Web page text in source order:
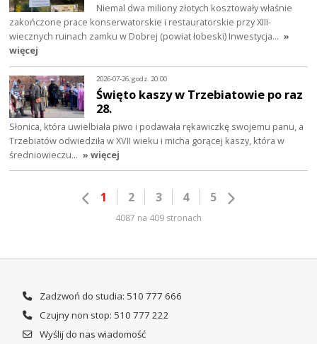
Niemal dwa miliony złotych kosztowały właśnie
zakończone prace konserwatorskie i restauratorskie przy XIII-
wiecznych ruinach zamku w Dobrej (powiat łobeski) Inwestycja… »
więcej
2026-07-26, godz. 20:00
Święto kaszy w Trzebiatowie po raz
28.
Słonica, która uwielbiała piwo i podawała rękawiczkę swojemu panu, a
Trzebiatów odwiedziła w XVII wieku i micha gorącej kaszy, która w
średniowieczu… » więcej
1 2 3 4 5
4087 na 409 stronach
Zadzwoń do studia: 510 777 666
Czujny non stop: 510 777 222
Wyślij do nas wiadomość